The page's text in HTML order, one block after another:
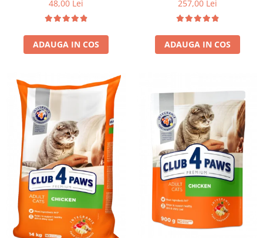
48,00 Lei
ADAUGA IN COS
257,00 Lei
ADAUGA IN COS